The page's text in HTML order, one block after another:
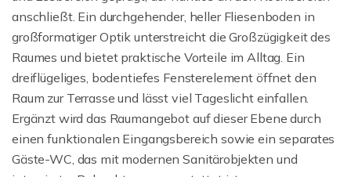
anschließt. Ein durchgehender, heller Fliesenboden in
großformatiger Optik unterstreicht die Großzügigkeit des
Raumes und bietet praktische Vorteile im Alltag. Ein
dreiflügeliges, bodentiefes Fensterelement öffnet den
Raum zur Terrasse und lässt viel Tageslicht einfallen.
Ergänzt wird das Raumangebot auf dieser Ebene durch
einen funktionalen Eingangsbereich sowie ein separates
Gäste-WC, das mit modernen Sanitärobjekten und